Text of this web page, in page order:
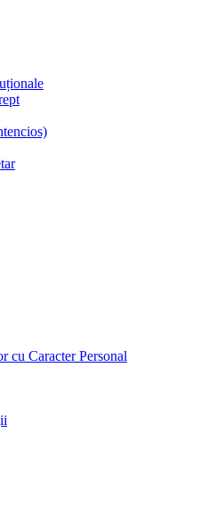
cu Caracter Personal